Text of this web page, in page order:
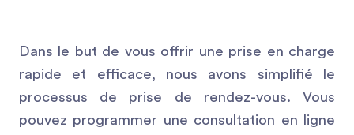
Dans le but de vous offrir une prise en charge
rapide et efficace, nous avons simplifié le
processus de prise de rendez-vous. Vous
pouvez programmer une consultation en ligne